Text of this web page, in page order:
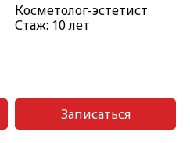
Косметолог-эстетист
Стаж: 10 лет
Записаться